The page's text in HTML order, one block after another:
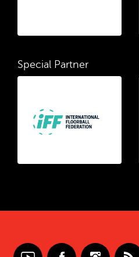
Special Partner